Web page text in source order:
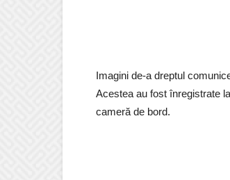
Imagini de-a dreptul
Acestea au fost înregistrate
cameră de bord.